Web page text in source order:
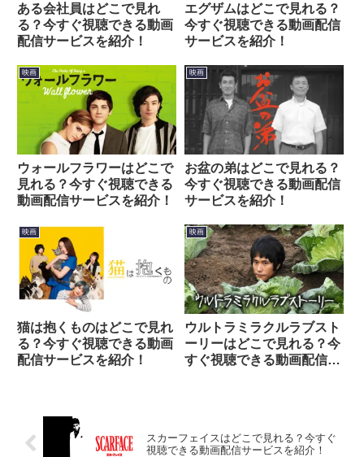
ある会社員はどこで見れ
る？今すぐ視聴できる動画
配信サービスを紹介！
エグザムはどこで見れる？
今すぐ視聴できる動画配信
サービスを紹介！
映画
ウォールフラワーはどこで
見れる？今すぐ視聴できる
動画配信サービスを紹介！
映画
お盆の弟はどこで見れる？
今すぐ視聴できる動画配信
サービスを紹介！
映画
猫は抱くものはどこで見れ
る？今すぐ視聴できる動画
配信サービスを紹介！
映画
ウルトラミラクルラブスト
ーリーはどこで見れる？今
すぐ視聴できる動画配信サ
スカーフェイスはどこで見れる？今すぐ
視聴できる動画配信サービスを紹介！